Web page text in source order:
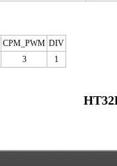
CPM_PWM DIV
3 1